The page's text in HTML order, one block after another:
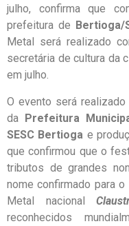
julho, confirma que
prefeitura de Bertioga/
Metal será realizado
secretária de cultura da
em julho.
O evento será
da Prefeitura
SESC Bertioga e
que confirmou que o
tributos de grandes
nome confirmado para
Metal nacional
reconhecidos